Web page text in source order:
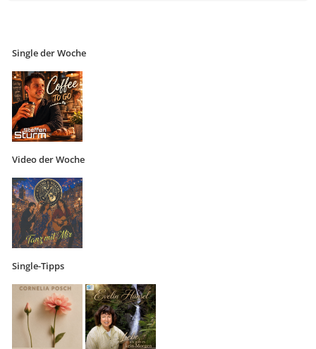
Single der Woche
Video der Woche
Single-Tipps